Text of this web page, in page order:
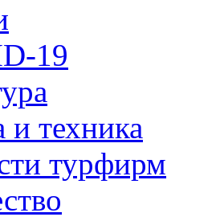
19
и техника
турфирм